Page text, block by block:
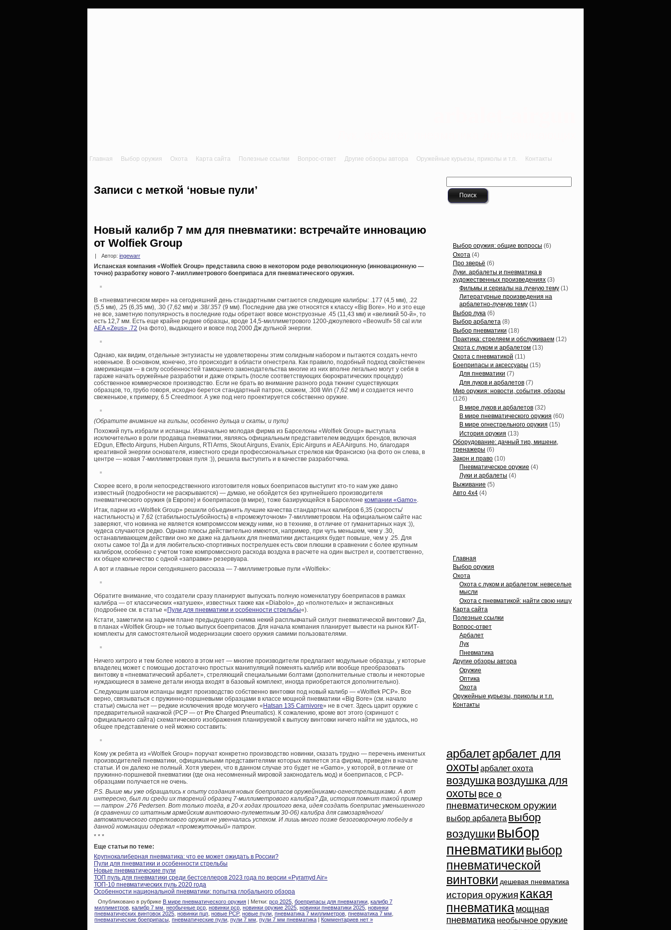
Главная Выбор оружия Охота Карта сайта Полезные ссылки Вопрос-ответ Другие обзоры автора Оружейные курьезы, приколы и т.п. Контакты
Записи с меткой ‘новые пули’
Новый калибр 7 мм для пневматики: встречайте инновацию
от Wolfiek Group
Автор: ingewarr
Испанская компания «Wolfiek Group» представила свою в некотором роде революционную (инновационную —
точно) разработку нового 7-миллиметрового боеприпаса для пневматического оружия.
В «пневматическом мире» на сегодняшний день стандартными считаются следующие калибры: .177 (4,5 мм), .22
(5,5 мм), .25 (6,35 мм), .30 (7,62 мм) и .38/.357 (9 мм). Последние два уже относятся к классу «Big Bore». Но и это еще
не все, заметную популярность в последние годы обретают вовсе монструозные .45 (11,43 мм) и «великий 50-й», то
есть 12,7 мм. Есть еще крайне редкие образцы, вроде 14,5-миллиметрового 1200-джоулевого «Beowulf» 58 cal или
AEA «Zeus» .72 (на фото), выдающего и вовсе под 2000 Дж дульной энергии.
Однако, как видим, отдельные энтузиасты не удовлетворены этим солидным набором и пытаются создать нечто
новенькое. В основном, конечно, это происходит в области огнестрела. Как правило, подобный подход свойственен
американцам — в силу особенностей тамошнего законодательства многие из них вполне легально могут у себя в
гараже начать оружейные разработки и даже открыть (после соответствующих бюрократических процедур)
собственное коммерческое производство. Если не брать во внимание разного рода тюнинг существующих
образцов, то, грубо говоря, исходно берется стандартный патрон, скажем, .308 Win (7,62 мм) и создается нечто
свеженькое, к примеру, 6.5 Creedmoor. А уже под него проектируется собственно оружие.
(Обратите внимание на гильзы, особенно дульца и скаты, и пули)
Похожий путь избрали и испанцы. Изначально молодая фирма из Барселоны «Wolfiek Group» выступала
исключительно в роли продавца пневматики, являясь официальным представителем ведущих брендов, включая
EDgun, Effecto Airguns, Huben Airguns, RTI Arms, Skout Airguns, Evanix, Epic Airguns и AEA Airguns. Но, благодаря
креативной энергии основателя, известного среди профессиональных стрелков как Франсиско (на фото он слева, в
центре — новая 7-миллиметровая пуля :)), решила выступить и в качестве разработчика.
Скорее всего, в роли непосредственного изготовителя новых боеприпасов выступит кто-то нам уже давно
известный (подробности не раскрываются) — думаю, не обойдется без крупнейшего производителя
пневматического оружия (в Европе) и боеприпасов (в мире), тоже базирующейся в Барселоне компании «Gamo».
Итак, парни из «Wolfiek Group» решили объединить лучшие качества стандартных калибров 6,35 (скорость/
настильность) и 7,62 (стабильность/убойность) в «промежуточном» 7-миллиметровом. На официальном сайте нас
заверяют, что новинка не является компромиссом между ними, но в технике, в отличие от гуманитарных наук :)),
чудеса случаются редко. Однако плюсы действительно имеются, например, при чуть меньшем, чем у .30,
останавливающем действии оно же даже на дальних для пневматики дистанциях будет повыше, чем у .25. Для
охоты самое то! Да и для любительско-спортивных пострелушек есть свои плюшки в сравнении с более крупным
калибром, особенно с учетом тоже компромиссного расхода воздуха в расчете на один выстрел и, соответственно,
их общее количество с одной «заправки» резервуара.
А вот и главные герои сегодняшнего рассказа — 7-миллиметровые пули «Wolfiek»:
Обратите внимание, что создатели сразу планируют выпускать полную номенклатуру боеприпасов в рамках
калибра — от классических «катушек», известных также как «Diabolo», до «полнотелых» и экспансивных
(подробнее см. в статье « Пули для пневматики и особенности стрельбы«).
Кстати, заметили на заднем плане предыдущего снимка некий расплывчатый силуэт пневматической винтовки? Да,
в планах «Wolfiek Group» не только выпуск боеприпасов. Для начала компания планирует вывести на рынок КИТ-
комплекты для самостоятельной модернизации своего оружия самими пользователями.
Ничего хитрого и тем более нового в этом нет — многие производители предлагают модульные образцы, у которые
владелец может с помощью достаточно простых манипуляций поменять калибр или вообще преобразовать
винтовку в «пневматический арбалет», стреляющий специальными болтами (дополнительные стволы и некоторые
нуждающиеся в замене детали иногда входят в базовый комплект, иногда приобретаются дополнительно).
Следующим шагом испанцы видят производство собственно винтовки под новый калибр — «Wolfiek PCP». Все
верно, связываться с пружинно-поршневыми образцами в классе мощной пневматики «Big Bore» (см. начало
статьи) смысла нет — редкие исключения вроде могучего « Hatsan 135 Carnivore» не в счет. Здесь царит оружие с
предварительной накачкой (PCP — от Pre C harged Pneumatics). К сожалению, кроме вот этого (скриншот с
официального сайта) схематического изображения планируемой к выпуску винтовки ничего найти не удалось, но
общее представление о ней можно составить:
Кому уж ребята из «Wolfiek Group» поручат конкретно производство новинки, сказать трудно — перечень именитых
производителей пневматики, официальными представителями которых является эта фирма, приведен в начале
статьи. И он далеко не полный. Хотя уверен, что в данном случае это будет не «Gamo», у которой, в отличие от
пружинно-поршневой пневматики (где она несомненный мировой законодатель мод) и боеприпасов, с PCP-
образцами получается не очень.
P.S. Выше мы уже обращались к опыту создания новых боеприпасов оружейниками-огнестрельщиками. А вот
интересно, был ли среди их творений образец 7-миллиметрового калибра? Да, история помнит такой пример
— патрон .276 Pedersen. Вот только тогда, в 20-х годах прошлого века, идея создать боеприпас уменьшенного
(в сравнении со штатным армейским винтовочно-пулеметным 30-06) калибра для самозарядного/
автоматического стрелкового оружия не увенчалась успехом. И лишь много позже безоговорочную победу в
данной номинации одержал «промежуточный» патрон.
* * *
Еще статьи по теме:
Крупнокалиберная пневматика: что ее может ожидать в России?
Пули для пневматики и особенности стрельбы
Новые пневматические пули
ТОП пуль для пневматики среди бестселлеров 2023 года по версии «Pyramyd Air»
ТОП-10 пневматических пуль 2020 года
Особенности национальной пневматики: попытка глобального обзора
Опубликовано в рубрике В мире пневматического оружия | Метки: pcp 2025 боеприпасы для пневматики калибр 7
миллиметров калибр 7 мм необычные pcp новинки pcp новинки оружие 2025 новинки пневматики 2025 новинки
пневматических винтовок 2025 новинки пцп новые PCP, новые пули пневматика 7 миллиметров пневматика 7 мм
пневматические боеприпасы пневматические пули пули 7 мм пули 7 мм пневматика Комментариев нет »
Выбор оружия: общие вопросы (6)
Охота (4)
Про зверьё (6)
Луки. арбалеты и пневматика в
художественных произведениях (3)
Фильмы и сериалы на лучную тему (1)
Литературные произведения на
арбалетно-лучную тему (1)
Выбор лука (6)
Выбор арбалета (8)
Выбор пневматики (18)
Практика: стреляем и обслуживаем (12)
Охота с луком и арбалетом (13)
Охота с пневматикой (11)
Боеприпасы и аксессуары (15)
Для пневматики (7)
Для луков и арбалетов (7)
Мир оружия: новости, события, обзоры
(126)
В мире луков и арбалетов (32)
В мире пневматического оружия (60)
В мире огнестрельного оружия (15)
История оружия (13)
Оборудование: дачный тир, мишени,
тренажеры (6)
Закон и право (10)
Пневматическое оружие (4)
Луки и арбалеты (4)
Выживание (5)
Авто 4х4 (4)
Главная
Выбор оружия
Охота
Охота с луком и арбалетом: невеселые
мысли
Охота с пневматикой: найти свою нишу
Карта сайта
Полезные ссылки
Вопрос-ответ
Арбалет
Лук
Пневматика
Другие обзоры автора
Оружие
Оптика
Охота
Оружейные курьезы, приколы и т.п.
Контакты
арбалетарбалет для
охоты арбалет охота
воздушкавоздушка для
охоты все о
пневматическом оружии
выбор арбалета выбор
воздушки выбор
пневматикивыбор
пневматической
винтовки дешевая пневматика
история оружия какая
пневматика мощная
пневматика необычное оружие